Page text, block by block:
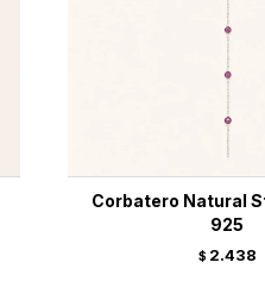
Corbatero Natural
925
$ 2.438